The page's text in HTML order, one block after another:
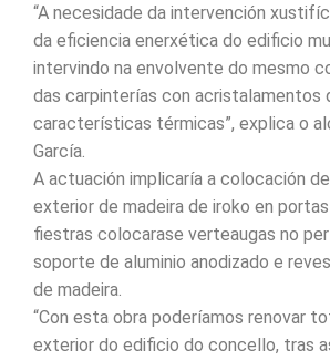
“A necesidade da intervención
da eficiencia enerxética do edificio
intervindo na envolvente do mesmo
das carpinterías con acristalamentos
características térmicas”, explica o
García.
A actuación implicaría a colocación
exterior de madeira de iroko en
fiestras colocarase verteaugas no
soporte de aluminio anodizado e
de madeira.
“Con esta obra poderíamos renovar
exterior do edificio do concello, tras